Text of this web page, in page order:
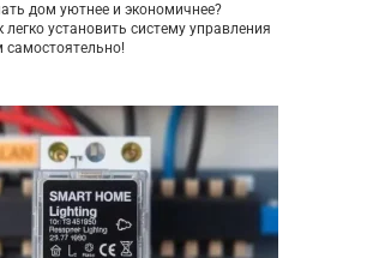
дом уютнее и экономичнее?
легко установить систему управления
самостоятельно!